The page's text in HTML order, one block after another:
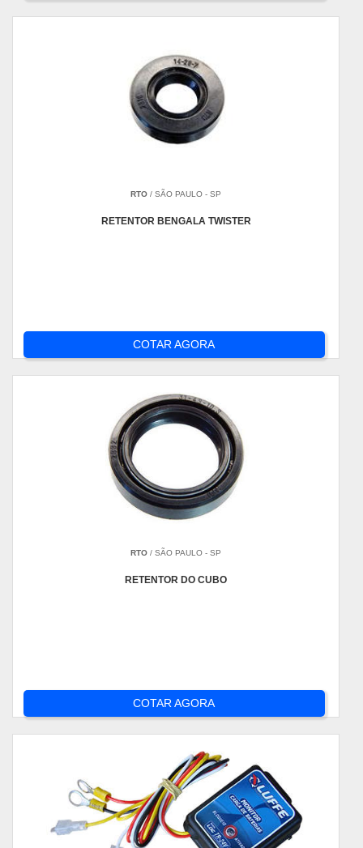
RTO / SÃO PAULO - SP
RETENTOR BENGALA TWISTER
COTAR AGORA
RTO / SÃO PAULO - SP
RETENTOR DO CUBO
COTAR AGORA